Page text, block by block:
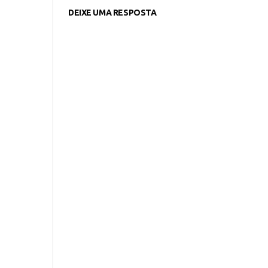
DEIXE UMA RESPOSTA